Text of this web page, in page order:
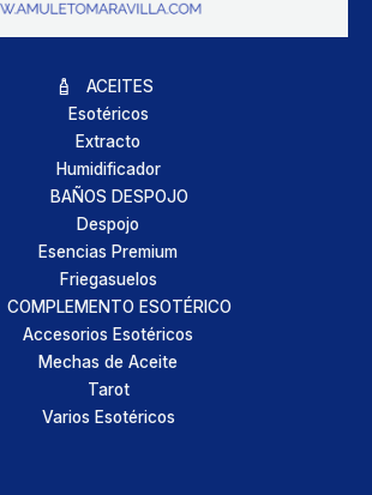
ACEITES
Esotéricos
Extracto
Humidificador
BAÑOS DESPOJO
Despojo
Esencias Premium
Friegasuelos
COMPLEMENTO ESOTÉRICO
Accesorios Esotéricos
Mechas de Aceite
Tarot
Varios Esotéricos